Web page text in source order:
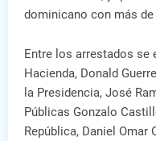
dominicano con más
Entre los arrestados se
Hacienda, Donald
la Presidencia, José
Públicas Gonzalo
República, Daniel Omar